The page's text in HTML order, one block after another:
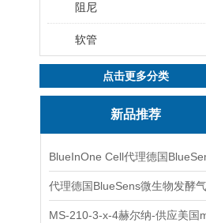
阻尼
软管
点击更多分类
新品推荐